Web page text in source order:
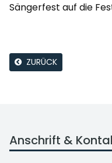
Sängerfest auf die
ZURÜCK
Anschrift &